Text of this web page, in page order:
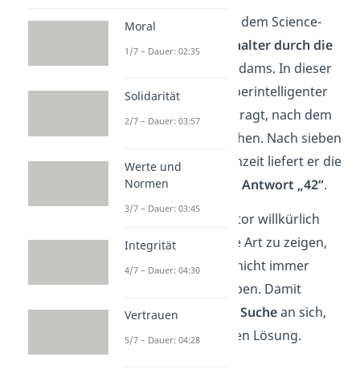
Die Zahl42
stammt aus dem Science-
Fiction-Roman „Per Anhalter durch die
Galaxis
“ von Douglas Adams. In dieser
Geschichte wird ein superintelligenter
Computer damit beauftragt, nach dem
Sinn des Lebens
zu suchen. Nach sieben
Millionen Jahren Rechenzeit liefert er die
überraschend schlichte Antwort „42“.
Die Zahl wurde vom Autor willkürlich
gewählt, um auf witzige Art zu zeigen,
dass komplexe Fragen nicht immer
einfache Antworten haben. Damit
betont er den
Wert der Suchean sich,
anstatt einer eindeutigen Lösung.
Moral
1/7 – Dauer: 02:35
Solidarität
2/7 – Dauer: 03:57
Werte und
Normen
3/7 – Dauer: 03:45
Integrität
4/7 – Dauer: 04:30
Vertrauen
5/7 – Dauer: 04:28